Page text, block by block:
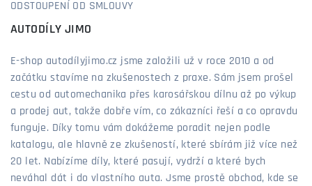
ODSTOUPENÍ OD SMLOUVY
AUTODÍLY JIMO
E-shop autodílyjimo.cz jsme založili už v roce 2010 a od
začátku stavíme na zkušenostech z praxe. Sám jsem prošel
cestu od automechanika přes karosářskou dílnu až po výkup
a prodej aut, takže dobře vím, co zákazníci řeší a co opravdu
funguje. Díky tomu vám dokážeme poradit nejen podle
katalogu, ale hlavně ze zkušeností, které sbírám již více než
20 let. Nabízíme díly, které pasují, vydrží a které bych
neváhal dát i do vlastního auta. Jsme prostě obchod, kde se